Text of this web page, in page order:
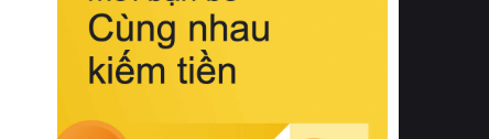
cột sống.
Bên cạnh đó, việc lựa chọn các dòng
sản phẩm đạt chuẩn chất lượng quốc
tế còn giúp ngăn ngừa tình trạng kích
khuẩn và nấm mốc trong điều kiện